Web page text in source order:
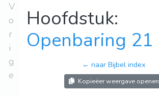
V
o
r
i
g
e
Hoofdstuk:
Openbaring 21
← naar Bijbel index
Kopieëer weergave openen